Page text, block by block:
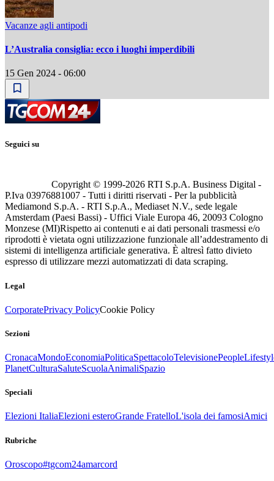
Vacanze agli antipodi
L’Australia consiglia: ecco i luoghi imperdibili
15 Gen 2024 - 06:00
Seguici su
Copyright © 1999-2026 RTI S.p.A. Business Digital -
P.Iva 03976881007 - Tutti i diritti riservati - Per la pubblicità
Mediamond S.p.A. - RTI S.p.A., Mediaset N.V., sede legale
Amsterdam (Paesi Bassi) - Uffici Viale Europa 46, 20093 Cologno
Monzese (MI)Rispetto ai contenuti e ai dati personali trasmessi e/o
riprodotti è vietata ogni utilizzazione funzionale all’addestramento di
sistemi di intelligenza artificiale generativa. È altresì fatto divieto
espresso di utilizzare mezzi automatizzati di data scraping.
Legal
CorporatePrivacy PolicyCookie Policy
Sezioni
CronacaMondoEconomiaPoliticaSpettacoloTelevisionePeople
PlanetCulturaSaluteScuolaAnimaliSpazio
Speciali
Elezioni ItaliaElezioni esteroGrande FratelloL'isola dei famosiAmici
Rubriche
Oroscopo#tgcom24amarcord